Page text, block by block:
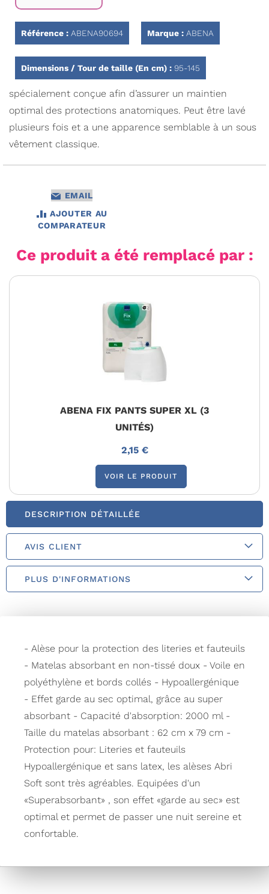
la
Galerie
d’images
Référence : ABENA90694 Marque : ABENA
Dimensions / Tour de taille (En cm) : 95-145
spécialement conçue afin d’assurer un maintien
optimal des protections anatomiques. Peut être lavé
plusieurs fois et a une apparence semblable à un sous
vêtement classique.
EMAIL
AJOUTER AU
COMPARATEUR
Ce produit a été remplacé par :
ABENA FIX PANTS SUPER XL (3
UNITÉS)
2,15 €
VOIR LE PRODUIT
DESCRIPTION DÉTAILLÉE
AVIS CLIENT
PLUS D'INFORMATIONS
- Alèse pour la protection des literies et fauteuils
- Matelas absorbant en non-tissé doux - Voile en
polyéthylène et bords collés - Hypoallergénique
- Effet garde au sec optimal, grâce au super
absorbant - Capacité d'absorption: 2000 ml -
Taille du matelas absorbant : 62 cm x 79 cm -
Protection pour: Literies et fauteuils
Hypoallergénique et sans latex, les alèses Abri
Soft sont très agréables. Equipées d'un
«Superabsorbant» , son effet «garde au sec» est
optimal et permet de passer une nuit sereine et
confortable.